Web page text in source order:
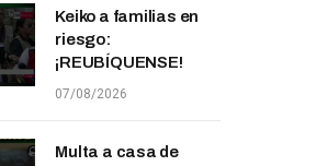
Keiko a familias en
riesgo:
¡REUBÍQUENSE!
07/08/2026
Multa a casa de